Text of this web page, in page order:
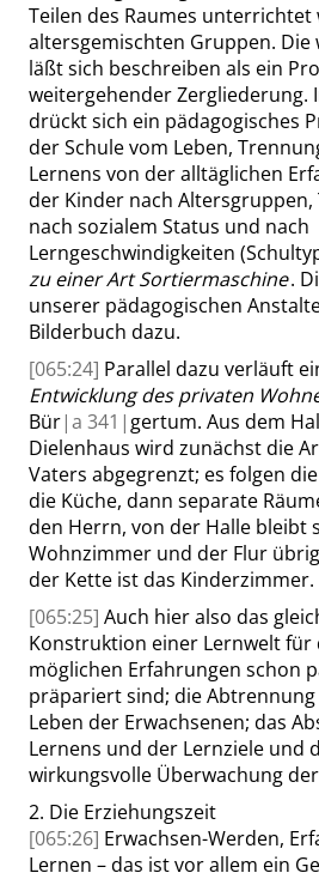
Teilen des Raumes
altersgemischten Gruppen. Die
läßt sich beschreiben als ein
weitergehender Zergliederung.
drückt sich ein pädagogisches
der Schule vom Leben,
Lernens von der alltäglichen
der Kinder nach
nach sozialem Status und nach
Lerngeschwindigkeiten
zu einer Art Sortiermaschine.
unserer pädagogischen
Bilderbuch dazu.
[065:24] Parallel dazu verläuft
Entwicklung des privaten
Bür|a 341| gertum. Aus dem
Dielenhaus wird zunächst die
Vaters abgegrenzt; es folgen
die Küche, dann separate
den Herrn, von der Halle bleibt
Wohnzimmer und der Flur
der Kette ist das Kinderzimmer.
[065:25] Auch hier also das
Konstruktion einer Lernwelt für
möglichen Erfahrungen schon
präpariert sind; die
Leben der Erwachsenen; das
Lernens und der Lernziele und
wirkungsvolle Überwachung
2. Die Erziehungszeit
[065:26] Erwachsen-Werden,
Lernen – das ist vor allem ein